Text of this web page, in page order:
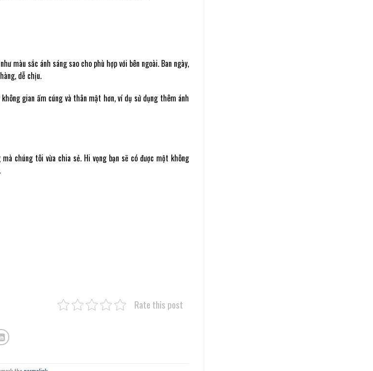
màu sắc ánh sáng sao cho phù hợp với bên ngoài. Ban ngày,
dễ chịu.
gian ấm cúng và thân mật hơn, ví dụ sử dụng thêm ánh
chúng tôi vừa chia sẻ. Hi vọng bạn sẽ có được một không
Rate this post